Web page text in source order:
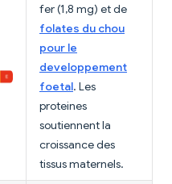
fer (1,8 mg) et de
folates du chou
pour le
developpement
foetal. Les
proteines
soutiennent la
croissance des
tissus maternels.